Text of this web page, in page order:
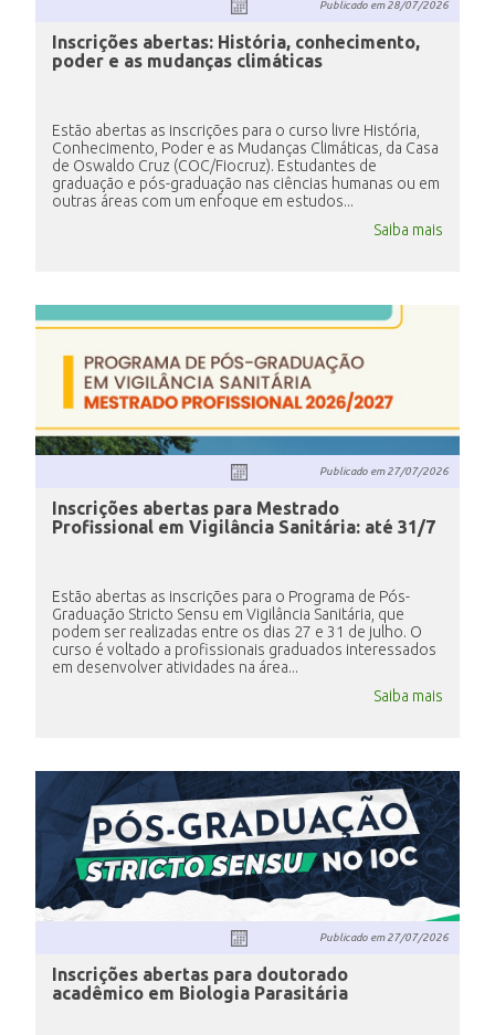
Publicado em28/07/2026
Inscrições abertas: História, conhecimento,
poder e as mudanças climáticas
Estão abertas as inscrições para o curso livre História,
Conhecimento, Poder e as Mudanças Climáticas, da Casa
de Oswaldo Cruz (COC/Fiocruz). Estudantes de
graduação e pós-graduação nas ciências humanas ou em
outras áreas com um enfoque em estudos...
Saiba mais
Publicado em27/07/2026
Inscrições abertas para Mestrado
Profissional em Vigilância Sanitária: até 31/7
Estão abertas as inscrições para o Programa de Pós-
Graduação Stricto Sensu em Vigilância Sanitária, que
podem ser realizadas entre os dias 27 e 31 de julho. O
curso é voltado a profissionais graduados interessados
em desenvolver atividades na área...
Saiba mais
Publicado em27/07/2026
Inscrições abertas para doutorado
acadêmico em Biologia Parasitária